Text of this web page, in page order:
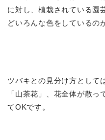
に対し、植栽されている園
どいろんな色をしているの
ツバキとの見分け方として
「山茶花」、花全体が散
てOKです。